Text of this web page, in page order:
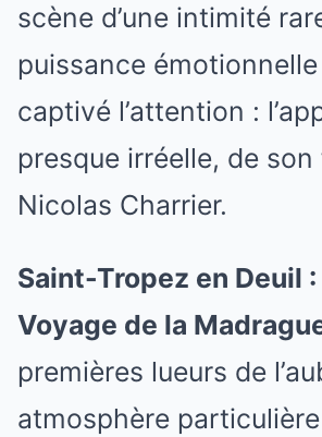
scène d’une intimité
puissance
captivé l’attention :
presque irréelle, de
Nicolas Charrier.
Saint-Tropez en Deuil
Voyage de la
premières lueurs de
atmosphère particulière